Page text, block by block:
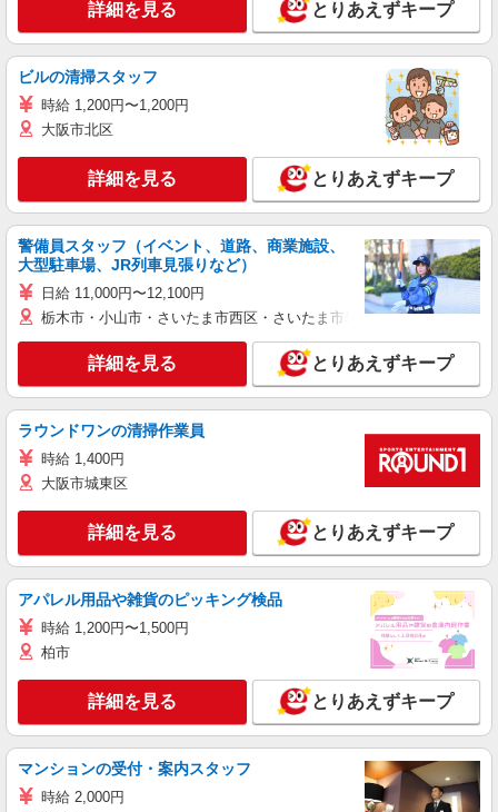
詳細を見る とりあえずキープ
ビルの清掃スタッフ
時給 1,200円〜1,200円
大阪市北区
詳細を見る とりあえずキープ
警備員スタッフ（イベント、道路、商業施設、
大型駐車場、JR列車見張りなど）
日給 11,000円〜12,100円
栃木市・小山市・さいたま市西区・さいたま市岩槻区・久喜市・蓮田
詳細を見る とりあえずキープ
ラウンドワンの清掃作業員
時給 1,400円
大阪市城東区
詳細を見る とりあえずキープ
アパレル用品や雑貨のピッキング検品
時給 1,200円〜1,500円
柏市
詳細を見る とりあえずキープ
マンションの受付・案内スタッフ
時給 2,000円